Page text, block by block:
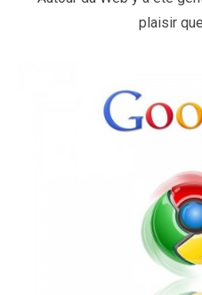
plaisir